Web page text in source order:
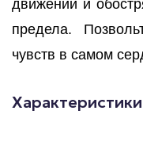
движений и
предела.
чувств в самом
Характеристики